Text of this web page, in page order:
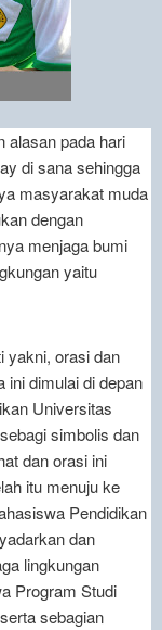
alasan pada hari
di sana sehingga
masyarakat muda
dengan
menjaga bumi
yaitu
yakni, orasi dan
ini dimulai di depan
Universitas
simbolis dan
dan orasi ini
itu menuju ke
Pendidikan
dan
lingkungan
Program Studi
sebagian